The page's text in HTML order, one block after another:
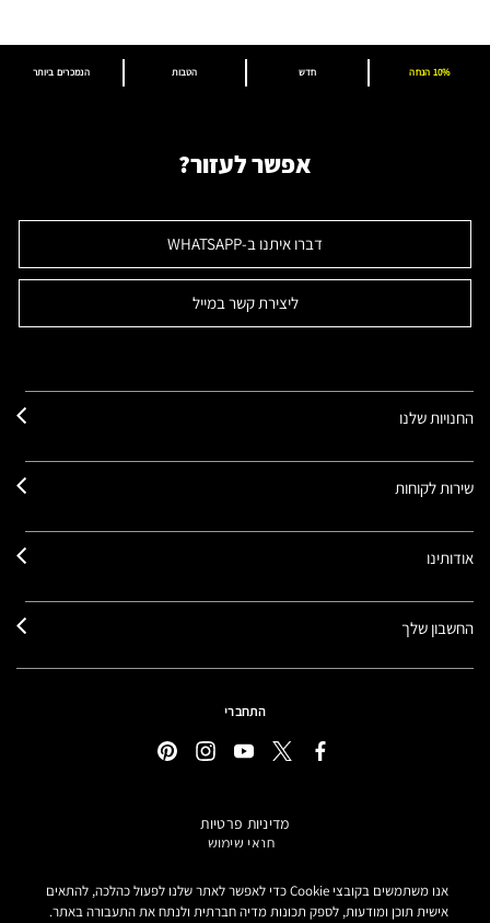
הנמכרים ביותר הטבות חדש 10% הנחה
אפשר לעזור?
דברו איתנו ב-WHATSAPP
ליצירת קשר במייל
החנויות שלנו
שירות לקוחות
אודותינו
החשבון שלך
התחברי
מדיניות פרטיות
תנאי שימוש
מידע על מוצרים מזוייפים
הצהרת נגישות
אנו משתמשים בקובצי Cookie כדי לאפשר לאתר שלנו לפעול כהלכה, להתאים
אישית תוכן ומודעות, לספק תכונות מדיה חברתית ולנתח את התעבורה באתר.